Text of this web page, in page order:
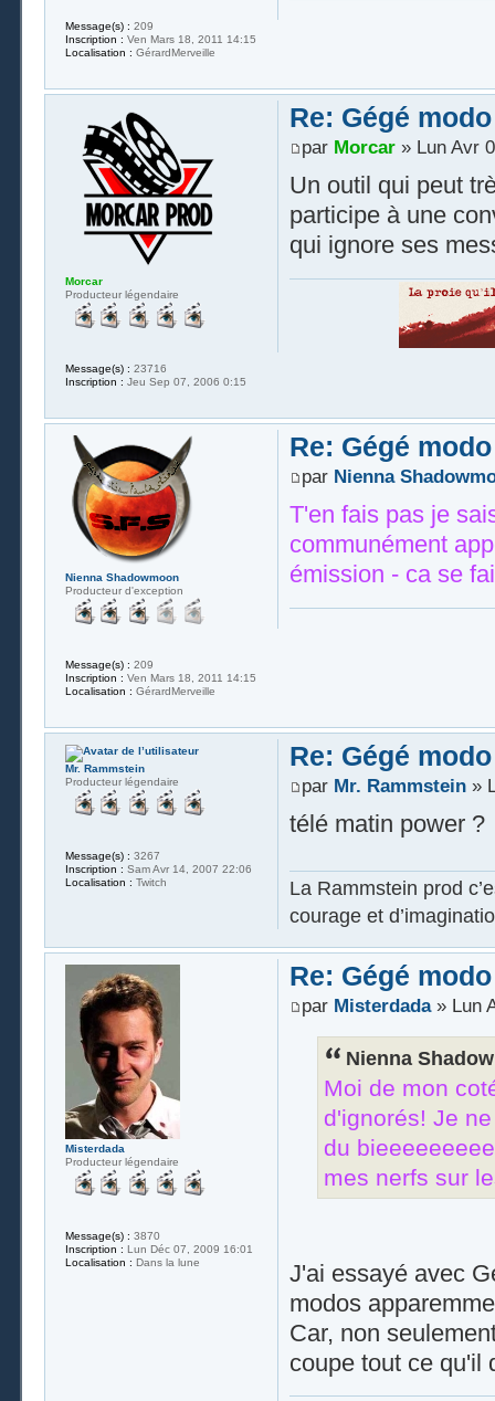
Message(s) : 209
Inscription : Ven Mars 18, 2011 14:15
Localisation : GérardMerveille
Re: Gégé
par Morcar» Lun Avr
Un outil qui peut
participe à une
qui ignore ses
Morcar
Producteur légendaire
Message(s) : 23716
Inscription : Jeu Sep 07, 2006 0:15
Re: Gégé
par Nienna
T'en fais pas je
communément
émission - ca se
Nienna Shadowmoon
Producteur d'exception
Message(s) : 209
Inscription : Ven Mars 18, 2011 14:15
Localisation : GérardMerveille
Re: Gégé
par Mr. Rammstein»
télé matin power ?
La Rammstein prod
courage et
Mr. Rammstein
Producteur légendaire
Message(s) : 3267
Inscription : Sam Avr 14, 2007 22:06
Localisation : Twitch
Re: Gégé
par Misterdada» Lun
Nienna
Moi de mon
d'ignorés! Je
du
mes nerfs sur
J'ai essayé avec
modos
Car, non
coupe tout ce qu'il
Misterdada
Producteur légendaire
Message(s) : 3870
Inscription : Lun Déc 07, 2009 16:01
Localisation : Dans la lune